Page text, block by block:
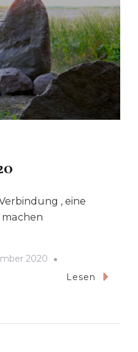
, eine
machen
2020
Lesen